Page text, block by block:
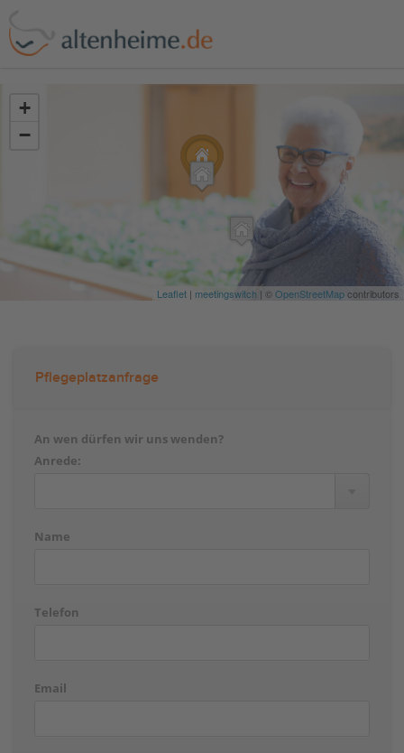
+
−
Leaflet | meetingswitch | ©OpenStreetMapcontributors
Pflegeplatzanfrage
An wen dürfen wir uns wenden?
Anrede:
Name
Telefon
Email